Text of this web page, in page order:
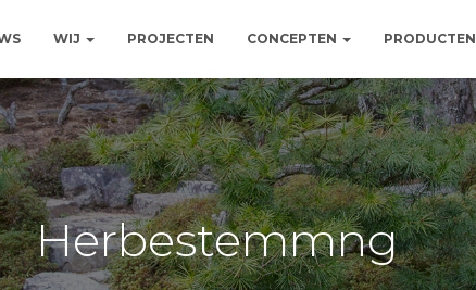
WIJ PROJECTEN CONCEPTEN PRODUCTEN
Herbestemmng